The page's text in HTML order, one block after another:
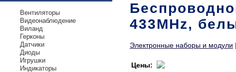
Вентиляторы
Видеонаблюдение
Виланд
Герконы
Датчики
Диоды
Игрушки
Индикаторы
433MHz,
Электронные наборы и модули |
Цены: